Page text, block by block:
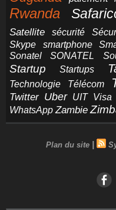
Rwanda
Satellite sécurité
Skype
smartphone
Sonatel
SONATEL
Startup Startups
Technologie
Télécom
Twitter Uber UIT Visa
WhatsApp Zambie
Plan du site |